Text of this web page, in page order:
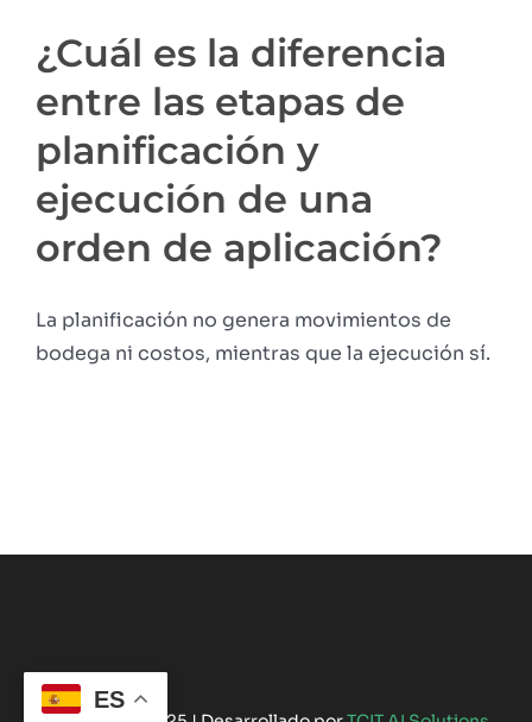
¿Cuál es la diferencia
entre las etapas de
planificación y
ejecución de una
orden de aplicación?
La planificación no genera movimientos de
bodega ni costos, mientras que la ejecución sí.
ES